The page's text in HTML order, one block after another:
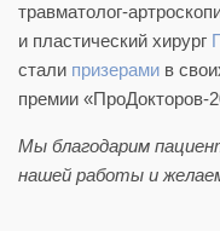
травматолог-
и пластический хирург
стали призерами в
премии «ПроДокторов-
Мы благодарим
нашей работы и